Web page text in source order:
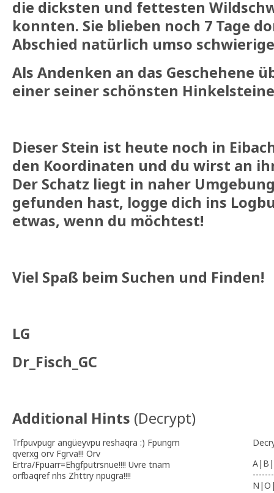
die dicksten und fettesten
konnten. Sie blieben noch 7 Tage
Abschied natürlich umso
Als Andenken an das Geschehene
einer seiner schönsten
Dieser Stein ist heute noch in
den Koordinaten und du wirst an
Der Schatz liegt in naher
gefunden hast, logge dich ins
etwas, wenn du möchtest!
Viel Spaß beim Suchen und Finden!
LG
Dr_Fisch_GC
Additional Hints (Decrypt)
Trfpuvpugr angüeyvpu reshaqra :) Fpungm
qverxg orv Fgrva!!! Orv
Ertra/Fpuarr=Ehgfputrsnue!!!! Uvre tnam
orfbaqref nhs Zhttry npugra!!!!